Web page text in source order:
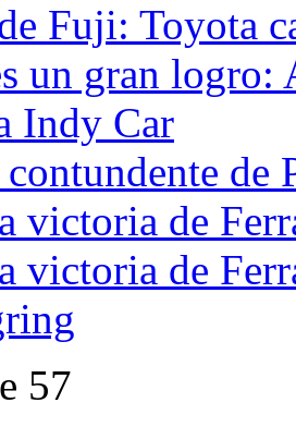
Fuji: Toyota
un gran logro:
Indy Car
de
victoria de
victoria de
57